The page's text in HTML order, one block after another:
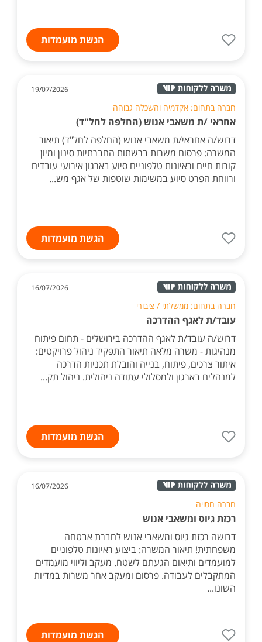
הגשת מועמדות
19/07/2026
חברה בתחום: אקדמיה והשכלה גבוהה
אחראי /ת משאבי אנוש (החלפה לחל"ד)
דרוש/ה אחראי/ת משאבי אנוש (החלפה לחל"ד) תיאור
המשרה: פרסום משרות ברשתות החברתיות סינון ומיון
קורות חיים וראיונות טלפוניים סיוע בארגון אירועי עובדים
ורווחת הפרט סיוע במשימות שוטפות של אגף מש...
הגשת מועמדות
16/07/2026
חברה בתחום: ממשלתי / ציבורי
עובד/ת לאגף ההדרכה
דרוש/ה עובד/ת לאגף ההדרכה בירושלים - תחום פיתוח
מנהיגות - משרה מלאה תיאור התפקיד ניהול פרויקטים:
איתור צרכים, פיתוח, בנייה והובלת תכניות הדרכה
למנהלים בארגון ולמסלולי עתודה ניהולית. ניהול תק...
הגשת מועמדות
16/07/2026
חברה חסויה
רכזת גיוס ומשאבי אנוש
דרושה רכזת גיוס ומשאבי אנוש לחברת אבטחה
משפחתית! תיאור המשרה: ביצוע ראיונות טלפוניים
למועמדים ותיאום הגעתם לשטח. מעקב וליווי מועמדים
המתקבלים לעבודה. פרסום ומעקב אחר משרות במדיות
השונו...
הגשת מועמדות